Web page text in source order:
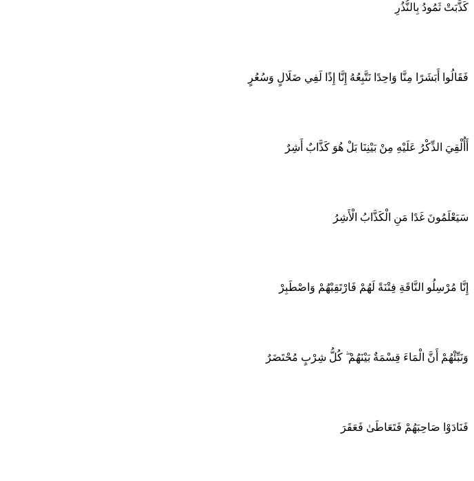
كَذَّبَتْ ثَمُودُ بِالنُّذُرِ
فَقَالُوا أَبَشَرًا مِنَّا وَاحِدًا نَتَّبِعُهُ إِنَّا إِذًا لَفِي ضَلَالٍ وَسُعُرٍ
أَأُلْقِيَ الذِّكْرُ عَلَيْهِ مِنْ بَيْنِنَا بَلْ هُوَ كَذَّابٌ أَشِرٌ
سَيَعْلَمُونَ غَدًا مَنِ الْكَذَّابُ الْأَشِرُ
إِنَّا مُرْسِلُو النَّاقَةِ فِتْنَةً لَهُمْ فَارْتَقِبْهُمْ وَاصْطَبِرْ
وَنَبِّئْهُمْ أَنَّ الْمَاءَ قِسْمَةٌ بَيْنَهُمْ ۖ كُلُّ شِرْبٍ مُحْتَضَرٌ
فَنَادَوْا صَاحِبَهُمْ فَتَعَاطَىٰ فَعَقَرَ